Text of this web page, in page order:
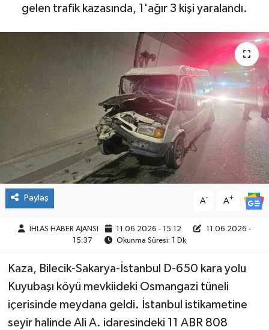
gelen trafik kazasında, 1'ağır 3 kişi yaralandı.
Paylaş A- A+
İHLAS HABER AJANSI 11.06.2026 - 15:12
11.06.2026 -
15:37
Okunma Süresi: 1 Dk
Kaza, Bilecik-Sakarya-İstanbul D-650 kara yolu
Kuyubaşı köyü mevkiideki Osmangazi tüneli
içerisinde meydana geldi. İstanbul istikametine
seyir halinde Ali A. idaresindeki 11 ABR 808
SİYASET
Son Dakika Haberleri